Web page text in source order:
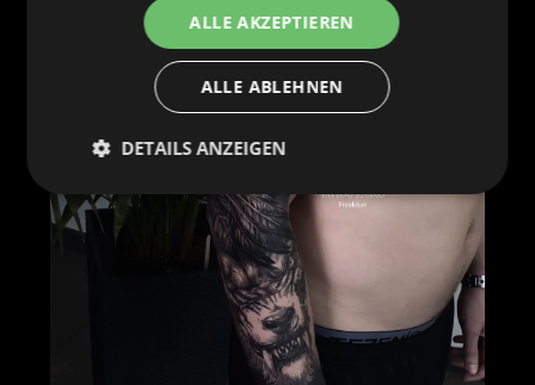
ALLE AKZEPTIEREN
ALLE ABLEHNEN
DETAILS ANZEIGEN